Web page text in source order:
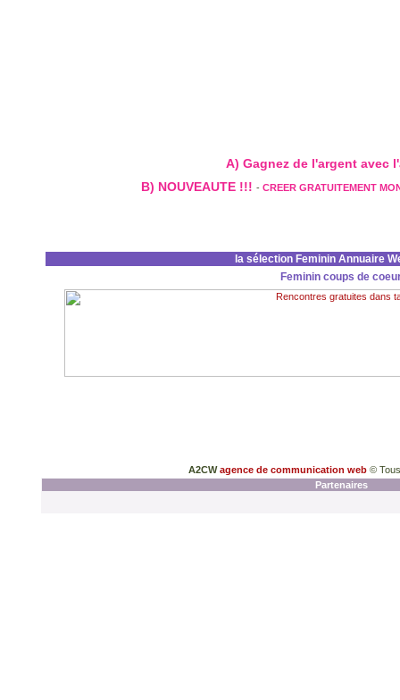
A) Gagnez de l'argent avec
B) NOUVEAUTE !!! - CREER GRATUITEMENT
la sélection Feminin Annuaire
Feminin coups de
A2CWagence de communication web ©
Partenaires